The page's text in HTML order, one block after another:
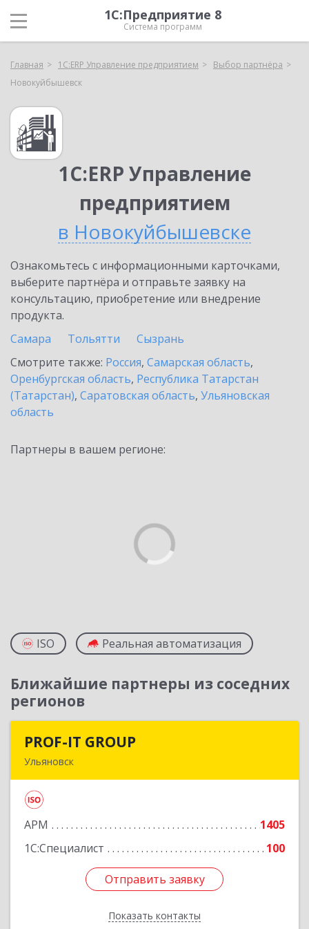
1С:Предприятие 8
Система программ
Главная 1С:ERP Управление предприятием
Выбор партнёра
Новокуйбышевск
1С:ERP Управление
предприятием
в Новокуйбышевске
Ознакомьтесь с информационными карточками,
выберите партнёра и отправьте заявку на
консультацию, приобретение или внедрение
продукта.
Самара
Тольятти
Сызрань
Смотрите также: Россия, Самарская область,
Оренбургская область, Республика Татарстан
(Татарстан), Саратовская область, Ульяновская
область
Партнеры в вашем регионе:
ISO Реальная автоматизация
Ближайшие партнеры из соседних
регионов
PROF-IT GROUP
Ульяновск
АРМ
1405
1С:Специалист
100
Отправить заявку
Показать контакты
Подробнее
Отправить заявку
Назад